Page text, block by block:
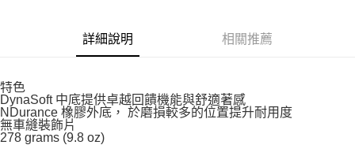
詳細說明 相關推薦
特色
DynaSoft 中底提供卓越回饋機能與舒適著感
NDurance 橡膠外底， 於磨損較多的位置提升耐用度
無車縫裝飾片
278 grams (9.8 oz)